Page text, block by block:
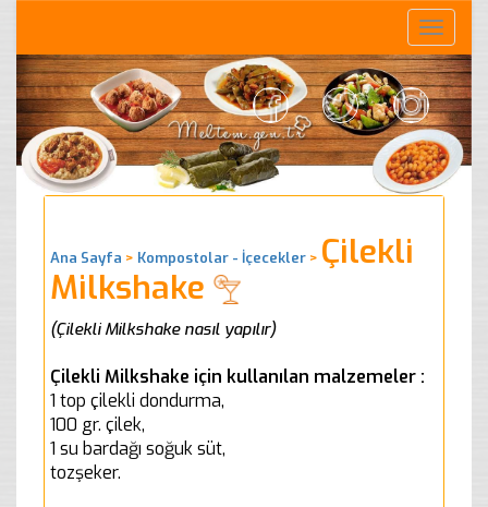
Toggle
Ana Sayfa > Kompostolar - İçecekler > Çilekli
Milkshake
(Çilekli Milkshake nasıl yapılır)
Çilekli Milkshake için kullanılan malzemeler :
1 top çilekli dondurma,
100 gr. çilek,
1 su bardağı soğuk süt,
tozşeker.